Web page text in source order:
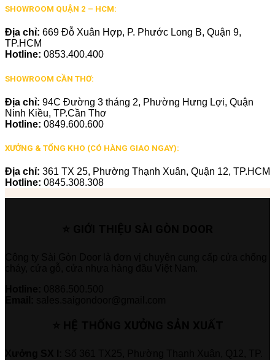
SHOWROOM QUẬN 2 – HCM:
Địa chỉ: 669 Đỗ Xuân Hợp, P. Phước Long B, Quận 9,
TP.HCM
Hotline: 0853.400.400
SHOWROOM CẦN THƠ:
Địa chỉ: 94C Đường 3 tháng 2, Phường Hưng Lợi, Quận
Ninh Kiều, TP.Cần Thơ
Hotline: 0849.600.600
XƯỞNG & TỔNG KHO (CÓ HÀNG GIAO NGAY):
Địa chỉ: 361 TX 25, Phường Thạnh Xuân, Quận 12, TP.HCM
Hotline: 0845.308.308